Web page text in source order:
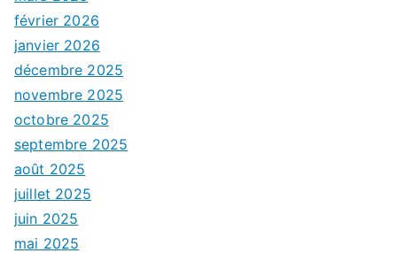
février 2026
janvier 2026
décembre 2025
novembre 2025
octobre 2025
septembre 2025
août 2025
juillet 2025
juin 2025
mai 2025